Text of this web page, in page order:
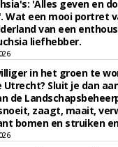
'Alles geven en
Wat een mooi portret
van een
liefhebber.
in het groen te
Utrecht? Sluit je dan
de
zaagt, maait,
bomen en struiken